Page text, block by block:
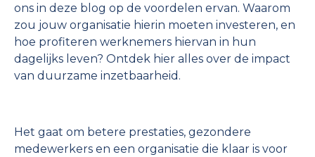
ons in deze blog op de voordelen ervan. Waarom
zou jouw organisatie hierin moeten investeren, en
hoe profiteren werknemers hiervan in hun
dagelijks leven? Ontdek hier alles over de impact
van duurzame inzetbaarheid.
Het gaat om betere prestaties, gezondere
medewerkers en een organisatie die klaar is voor